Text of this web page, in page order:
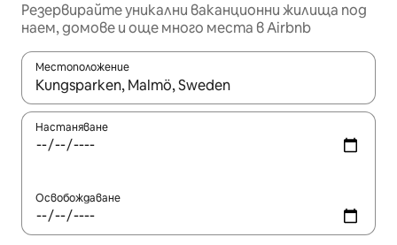
Резервирайте уникални ваканционни жилища под
наем, домове и още много места в Airbnb
Местоположение
Когато резултатите се покажат, използвайте
Настаняване
Освобождаване